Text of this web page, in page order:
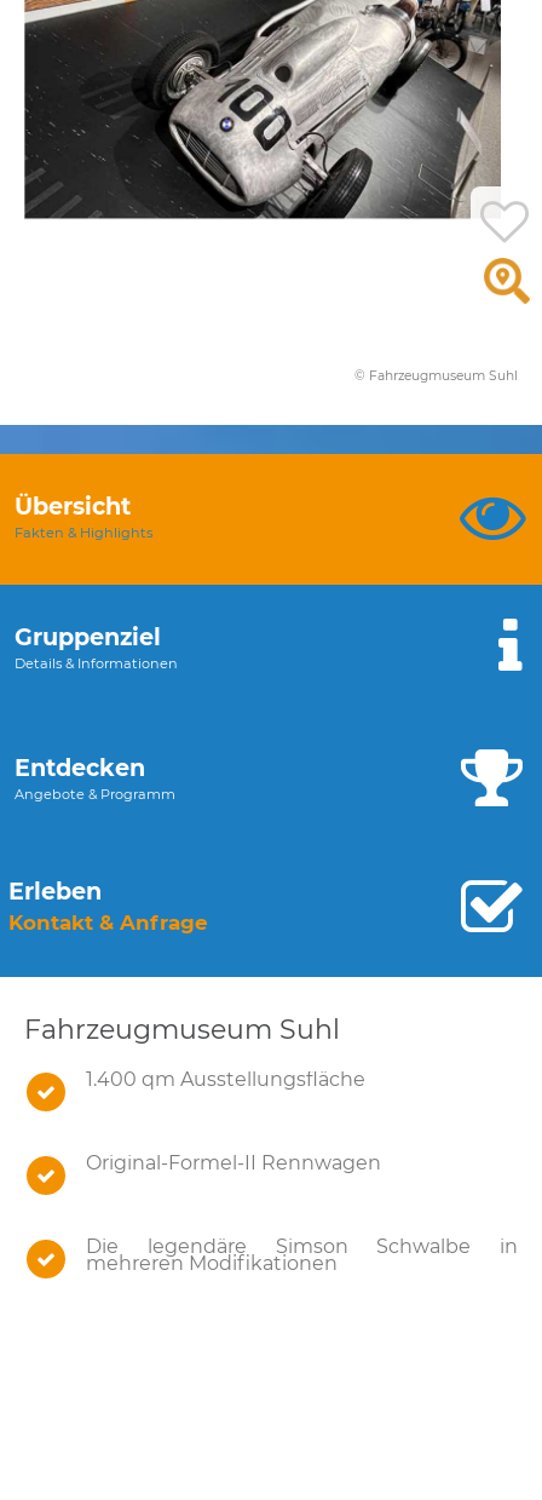
© Fahrzeugmuseum Suhl
Übersicht
Fakten & Highlights
Gruppenziel
Details & Informationen
Entdecken
Angebote & Programm
Erleben
Kontakt & Anfrage
Fahrzeugmuseum Suhl
1.400 qm Ausstellungsfläche
Original-Formel-II Rennwagen
Die legendäre Simson Schwalbe in
mehreren Modifikationen